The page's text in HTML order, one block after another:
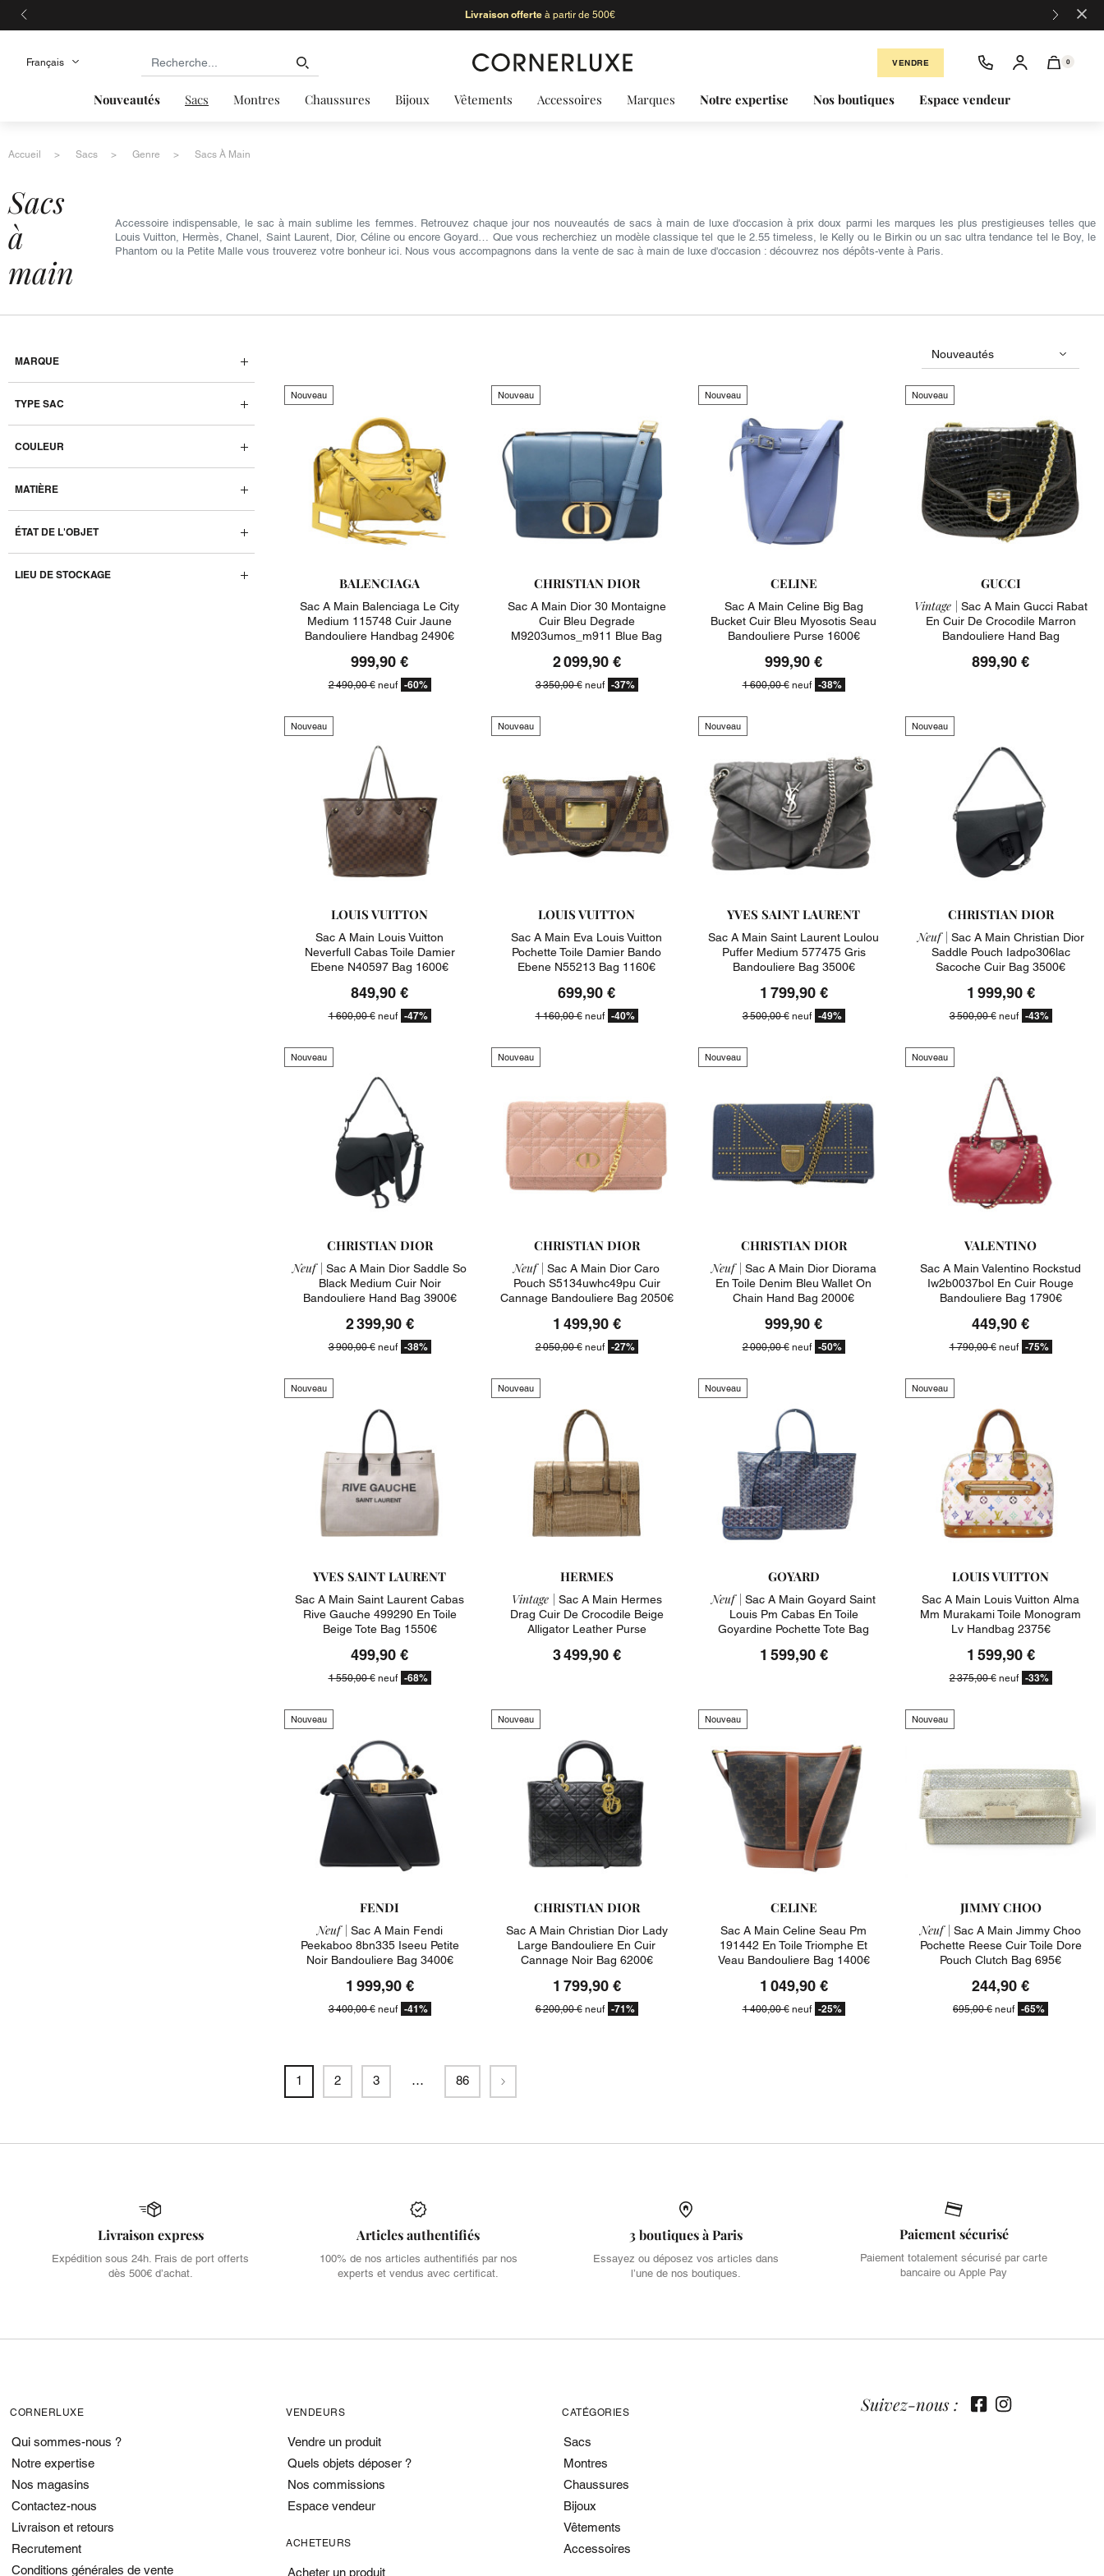
Livraison offerteà partir de 500€ ×
VENDRE 0
Nouveautés Sacs Montres Chaussures Bijoux Vêtements Accessoires Marques Notre expertise Nos boutiques Espace vendeur
Accueil Sacs Genre Sacs À Main
sacs
à
main
Accessoire indispensable, le sac à main sublime les femmes. Retrouvez chaque jour nos nouveautés de sacs à main de luxe d'occasion à prix doux parmi les marques les plus prestigieuses telles que
Louis Vuitton, Hermès, Chanel, Saint Laurent, Dior, Céline ou encore Goyard… Que vous recherchiez un modèle classique tel que le 2.55 timeless, le Kelly ou le Birkin ou un sac ultra tendance tel le Boy, le
Phantom ou la Petite Malle vous trouverez votre bonheur ici. Nous vous accompagnons dans la vente de sac à main de luxe d'occasion : découvrez nos dépôts-vente à Paris.
MARQUE
TYPE SAC
COULEUR
MATIÈRE
ÉTAT DE L'OBJET
LIEU DE STOCKAGE
Nouveau
BALENCIAGA
Sac A Main Balenciaga Le City
Medium 115748 Cuir Jaune
Bandouliere Handbag 2490€
999,90 €
2 490,00 €neuf -60%
Nouveau
CHRISTIAN DIOR
Sac A Main Dior 30 Montaigne
Cuir Bleu Degrade
M9203umos_m911 Blue Bag
2 099,90 €
3 350,00 €neuf -37%
Nouveau
CELINE
Sac A Main Celine Big Bag
Bucket Cuir Bleu Myosotis Seau
Bandouliere Purse 1600€
999,90 €
1 600,00 €neuf -38%
Nouveau
GUCCI
Vintage | Sac A Main Gucci Rabat
En Cuir De Crocodile Marron
Bandouliere Hand Bag
899,90 €
Nouveau
LOUIS VUITTON
Sac A Main Louis Vuitton
Neverfull Cabas Toile Damier
Ebene N40597 Bag 1600€
849,90 €
1 600,00 €neuf -47%
Nouveau
LOUIS VUITTON
Sac A Main Eva Louis Vuitton
Pochette Toile Damier Bando
Ebene N55213 Bag 1160€
699,90 €
1 160,00 €neuf -40%
Nouveau
YVES SAINT LAURENT
Sac A Main Saint Laurent Loulou
Puffer Medium 577475 Gris
Bandouliere Bag 3500€
1 799,90 €
3 500,00 €neuf -49%
Nouveau
CHRISTIAN DIOR
Neuf | Sac A Main Christian Dior
Saddle Pouch Iadpo306lac
Sacoche Cuir Bag 3500€
1 999,90 €
3 500,00 €neuf -43%
Nouveau
CHRISTIAN DIOR
Neuf | Sac A Main Dior Saddle So
Black Medium Cuir Noir
Bandouliere Hand Bag 3900€
2 399,90 €
3 900,00 €neuf -38%
Nouveau
CHRISTIAN DIOR
Neuf | Sac A Main Dior Caro
Pouch S5134uwhc49pu Cuir
Cannage Bandouliere Bag 2050€
1 499,90 €
2 050,00 €neuf -27%
Nouveau
CHRISTIAN DIOR
Neuf | Sac A Main Dior Diorama
En Toile Denim Bleu Wallet On
Chain Hand Bag 2000€
999,90 €
2 000,00 €neuf -50%
Nouveau
VALENTINO
Sac A Main Valentino Rockstud
Iw2b0037bol En Cuir Rouge
Bandouliere Bag 1790€
449,90 €
1 790,00 €neuf -75%
Nouveau
YVES SAINT LAURENT
Sac A Main Saint Laurent Cabas
Rive Gauche 499290 En Toile
Beige Tote Bag 1550€
499,90 €
1 550,00 €neuf -68%
Nouveau
HERMES
Vintage | Sac A Main Hermes
Drag Cuir De Crocodile Beige
Alligator Leather Purse
3 499,90 €
Nouveau
GOYARD
Neuf | Sac A Main Goyard Saint
Louis Pm Cabas En Toile
Goyardine Pochette Tote Bag
1 599,90 €
Nouveau
LOUIS VUITTON
Sac A Main Louis Vuitton Alma
Mm Murakami Toile Monogram
Lv Handbag 2375€
1 599,90 €
2 375,00 €neuf -33%
Nouveau
FENDI
Neuf | Sac A Main Fendi
Peekaboo 8bn335 Iseeu Petite
Noir Bandouliere Bag 3400€
1 999,90 €
3 400,00 €neuf -41%
Nouveau
CHRISTIAN DIOR
Sac A Main Christian Dior Lady
Large Bandouliere En Cuir
Cannage Noir Bag 6200€
1 799,90 €
6 200,00 €neuf -71%
Nouveau
CELINE
Sac A Main Celine Seau Pm
191442 En Toile Triomphe Et
Veau Bandouliere Bag 1400€
1 049,90 €
1 400,00 €neuf -25%
Nouveau
JIMMY CHOO
Neuf | Sac A Main Jimmy Choo
Pochette Reese Cuir Toile Dore
Pouch Clutch Bag 695€
244,90 €
695,00 € neuf -65%
1 2 3 … 86 Suivant
Livraison express
Expédition sous 24h. Frais de port offerts
dès 500€ d’achat.
Articles authentifiés
100% de nos articles authentifiés par nos
experts et vendus avec certificat.
3 boutiques à Paris
Essayez ou déposez vos articles dans
l’une de nos boutiques.
Paiement sécurisé
Paiement totalement sécurisé par carte
bancaire ou Apple Pay
CORNERLUXE
Qui sommes-nous ?
Notre expertise
Nos magasins
Contactez-nous
Livraison et retours
Recrutement
Conditions générales de vente
VENDEURS
Vendre un produit
Quels objets déposer ?
Nos commissions
Espace vendeur
ACHETEURS
Acheter un produit
CATÉGORIES
Sacs
Montres
Chaussures
Bijoux
Vêtements
Accessoires
Suivez-nous :